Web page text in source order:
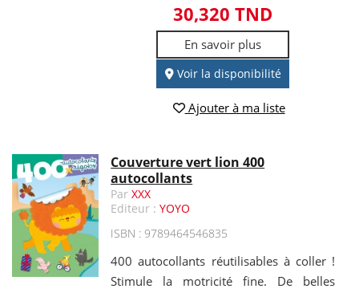
30,320 TND
En savoir plus
Voir la disponibilité
Ajouter à ma liste
Couverture vert lion 400
autocollants
ParXXX
Editeur :YOYO
ISBN : 9789464546835
400 autocollants réutilisables à coller !
Stimule la motricité fine. De belles